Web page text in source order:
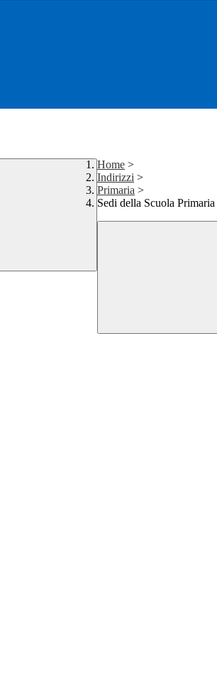
Home >
Indirizzi >
Primaria >
Sedi della Scuola Primaria